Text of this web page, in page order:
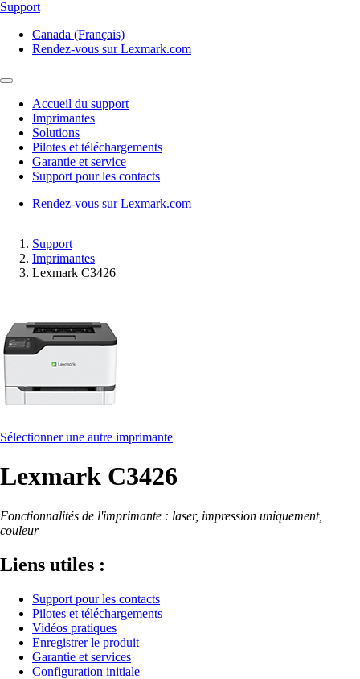
Support
Canada (Français)
Rendez-vous sur Lexmark.com
Accueil du support
Imprimantes
Solutions
Pilotes et téléchargements
Garantie et service
Support pour les contacts
Rendez-vous sur Lexmark.com
Support
Imprimantes
Lexmark C3426
Sélectionner une autre imprimante
Lexmark C3426
Fonctionnalités de l'imprimante : laser, impression uniquement,
couleur
Liens utiles :
Support pour les contacts
Pilotes et téléchargements
Vidéos pratiques
Enregistrer le produit
Garantie et services
Configuration initiale